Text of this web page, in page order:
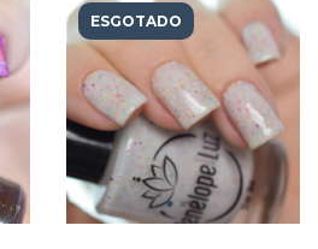
ESGOTADO